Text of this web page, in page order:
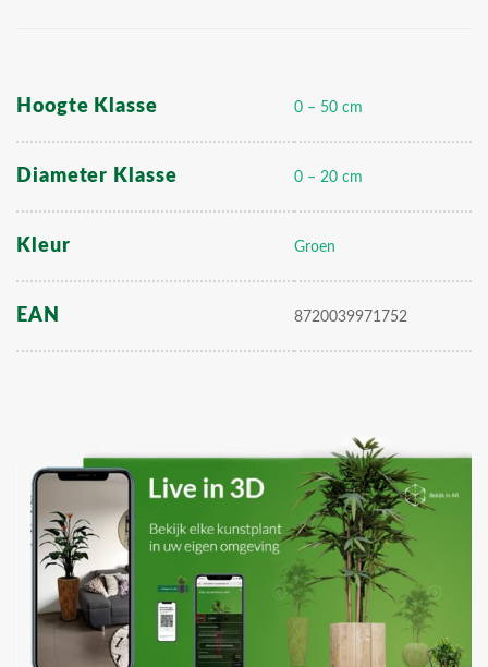
Hoogte Klasse 0 – 50 cm
Diameter Klasse 0 – 20 cm
Kleur Groen
EAN 8720039971752